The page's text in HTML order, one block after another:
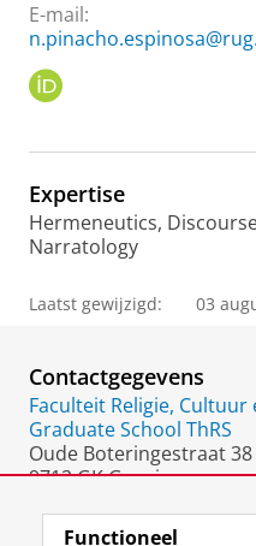
E-mail:
I
Expertise
Hermeneutics,
Narratology
Laatst gewijzigd: 03
Contactgegevens
Faculteit Religie,
Graduate School ThRS
Oude Boteringestraat 38
9712 GK Groningen
Functioneel